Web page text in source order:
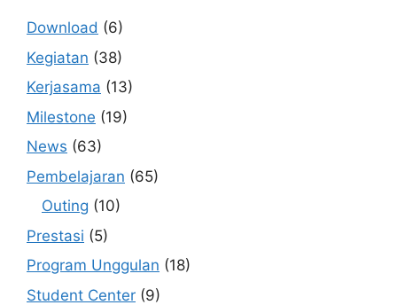
Download (6)
Kegiatan (38)
Kerjasama (13)
Milestone (19)
News (63)
Pembelajaran (65)
Outing (10)
Prestasi (5)
Program Unggulan (18)
Student Center (9)